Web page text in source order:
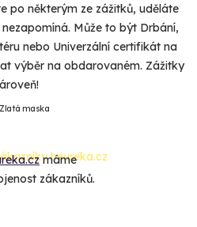
po některým ze zážitků, uděláte
Může to být Drbání,
nebo Univerzální certifikát na
výběr na obdarovaném. Zážitky
máme
zákazníků.